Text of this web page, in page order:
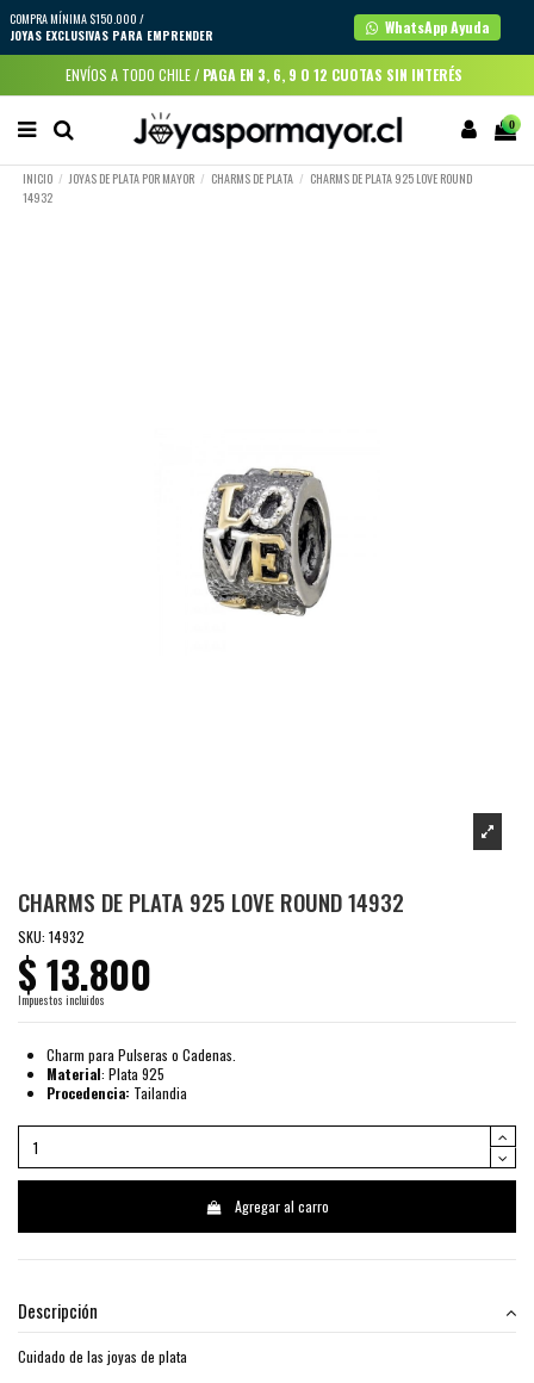
COMPRA MÍNIMA $150.000 /
JOYAS EXCLUSIVAS PARA EMPRENDER
WhatsApp Ayuda
ENVÍOS A TODO CHILE / PAGA EN 3, 6, 9 O 12 CUOTAS SIN INTERÉS
0
INICIO JOYAS DE PLATA POR MAYOR CHARMS DE PLATA
CHARMS DE PLATA 925 LOVE ROUND
14932
CHARMS DE PLATA 925 LOVE ROUND 14932
SKU: 14932
$ 13.800
Impuestos incluidos
Charm para Pulseras o Cadenas.
Material: Plata 925
Procedencia: Tailandia
Agregar al carro
Descripción
Cuidado de las joyas de plata